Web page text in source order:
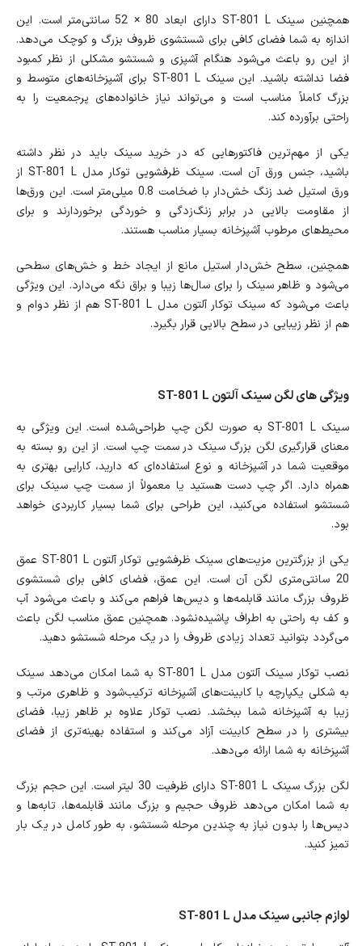
همچنین سینک ST-801 L دارای ابعاد 80 × 52 سانتی‌متر است. این
اندازه به شما فضای کافی برای شستشوی ظروف بزرگ و کوچک می‌دهد.
از این رو باعث می‌شود هنگام آشپزی و شستشو مشکلی از نظر کمبود
فضا نداشته باشید. این سینک ST-801 L برای آشپزخانه‌های متوسط و
بزرگ کاملاً مناسب است و می‌تواند نیاز خانواده‌های پرجمعیت را به
راحتی برآورده کند.
یکی از مهم‌ترین فاکتورهایی که در خرید سینک باید در نظر داشته
باشید، جنس ورق آن است. سینک ظرفشویی توکار مدل ST-801 L از
ورق استیل ضد زنگ خش‌دار با ضخامت 0.8 میلی‌متر است. این ورق‌ها
از مقاومت بالایی در برابر زنگ‌زدگی و خوردگی برخوردارند و برای
محیط‌های مرطوب آشپزخانه بسیار مناسب هستند.
همچنین، سطح خش‌دار استیل مانع از ایجاد خط و خش‌های سطحی
می‌شود و ظاهر سینک را برای سال‌ها زیبا و براق نگه می‌دارد. این ویژگی
باعث می‌شود که سینک توکار آلتون مدل ST-801 L هم از نظر دوام و
هم از نظر زیبایی در سطح بالایی قرار بگیرد.
ویژگی های لگن سینک آلتون ST-801 L
سینک ST-801 L به صورت لگن چپ طراحی‌شده است. این ویژگی به
معنای قرارگیری لگن بزرگ سینک در سمت چپ است. از این رو بسته به
موقعیت شما در آشپزخانه و نوع استفاده‌ای که دارید، کارایی بهتری به
همراه دارد. اگر چپ دست هستید یا معمولاً از سمت چپ سینک برای
شستشو استفاده می‌کنید، این طراحی برای شما بسیار کاربردی خواهد
بود.
یکی از بزرگترین مزیت‌های سینک ظرفشویی توکار آلتون ST-801 L عمق
20 سانتی‌متری لگن آن است. این عمق، فضای کافی برای شستشوی
ظروف بزرگ مانند قابلمه‌ها و دیس‌ها فراهم می‌کند و باعث می‌شود آب
و کف به راحتی به اطراف پاشیده‌نشود. همچنین عمق مناسب لگن باعث
می‌گردد بتوانید تعداد زیادی ظروف را در یک مرحله شستشو دهید.
نصب توکار سینک آلتون مدل ST-801 L به شما امکان می‌دهد سینک
به شکلی یکپارچه با کابینت‌های آشپزخانه ترکیب‌شود و ظاهری مرتب و
زیبا به آشپزخانه شما ببخشد. نصب توکار علاوه بر ظاهر زیبا، فضای
بیشتری را در سطح کابینت آزاد می‌کند و استفاده بهینه‌تری از فضای
آشپزخانه به شما ارائه می‌دهد.
لگن بزرگ سینک ST-801 L دارای ظرفیت 30 لیتر است. این حجم بزرگ
به شما امکان می‌دهد ظروف حجیم و بزرگ مانند قابلمه‌ها، تابه‌ها و
دیس‌ها را بدون نیاز به چندین مرحله شستشو، به طور کامل در یک بار
تمیز کنید.
لوازم جانبی سینک مدل ST-801 L